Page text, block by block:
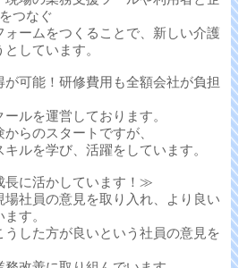
つなぐ
ォームをつくることで、新しい介護
しています。
可能！研修費用も全額会社が負担
ルを運営しております。
らのスタートですが、
ルを学び、活躍をしています。
に活かしています！≫
場社員の意見を取り入れ、より良い
す。
うした方が良いという社員の意見を